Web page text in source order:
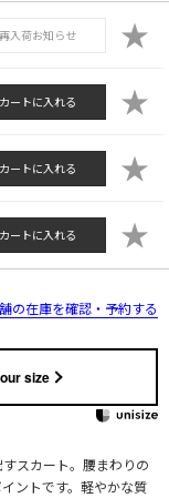
再入荷お知らせ ★
カートに入れる ★
カートに入れる ★
カートに入れる ★
の在庫を確認・予約する
size
スカート。腰まわりの
ントです。軽やかな質